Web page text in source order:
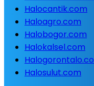
Halocantik.com
Haloagro.com
Halobogor.com
Halokalsel.com
Halosulut.com